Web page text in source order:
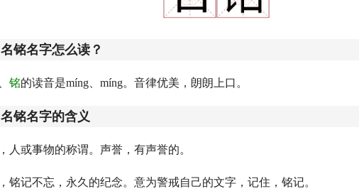
名铭名字怎么读？
铭的读音是míng、míng。音律优美，朗朗上口。
名铭名字的含义
，人或事物的称谓。声誉，有声誉的。
，铭记不忘，永久的纪念。意为警戒自己的文字，记住，铭记。